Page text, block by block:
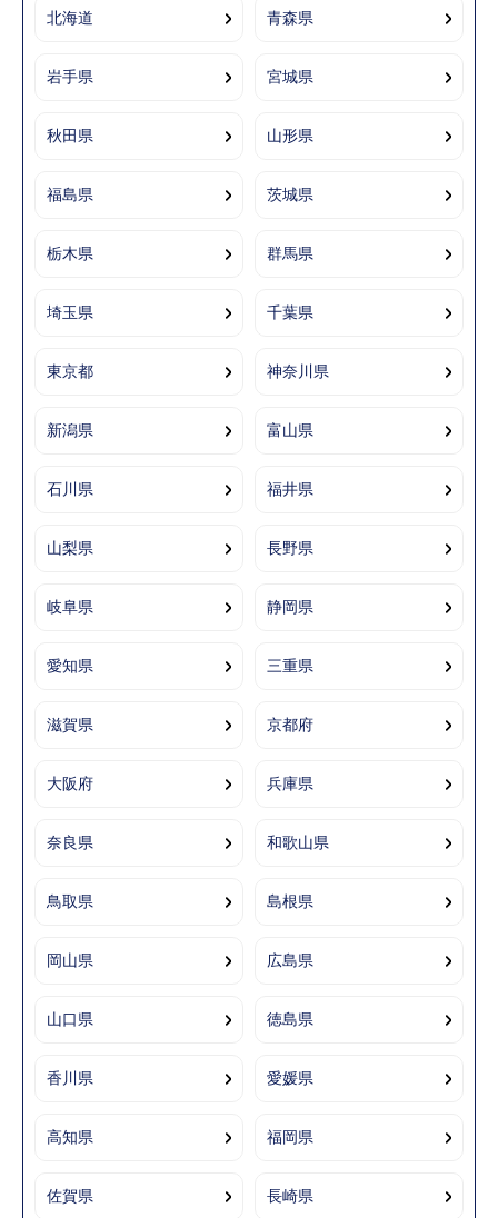
北海道 青森県
岩手県 宮城県
秋田県 山形県
福島県 茨城県
栃木県 群馬県
埼玉県 千葉県
東京都 神奈川県
新潟県 富山県
石川県 福井県
山梨県 長野県
岐阜県 静岡県
愛知県 三重県
滋賀県 京都府
大阪府 兵庫県
奈良県 和歌山県
鳥取県 島根県
岡山県 広島県
山口県 徳島県
香川県 愛媛県
高知県 福岡県
佐賀県 長崎県